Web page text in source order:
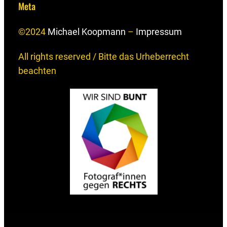
Meta
©2024 Michael Koopmann – Impressum
All rights reserved / Bitte das Urheberrecht
beachten